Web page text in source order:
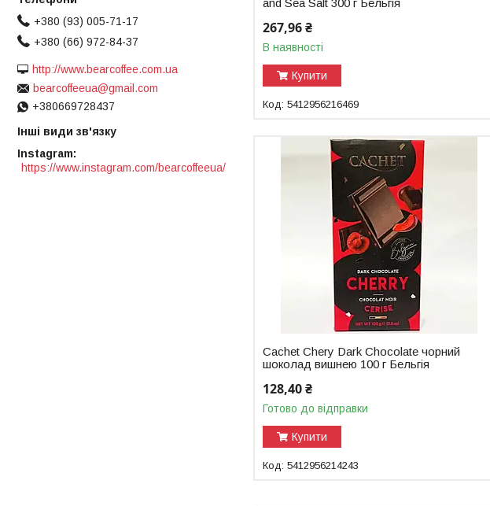
and Sea Salt 300 г Бельгія
267,96 ₴
В наявності
Купити
5412956216469
Cachet Chery Dark Chocolate чорний
шоколад вишнею 100 г Бельгія
128,40 ₴
Готово до відправки
Купити
5412956214243
+380 (93) 005-71-17
+380 (66) 972-84-37
http://www.bearcoffee.com.ua
bearcoffeeua@gmail.com
+380669728437
Інші види зв'язку
Instagram
https://www.instagram.com/bearcoffeeua/